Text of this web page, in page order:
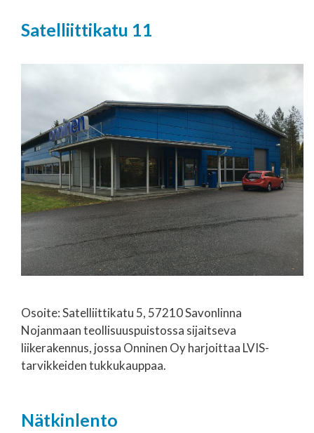
Satelliittikatu 11
Osoite: Satelliittikatu 5, 57210 Savonlinna
Nojanmaan teollisuuspuistossa sijaitseva
liikerakennus, jossa Onninen Oy harjoittaa LVIS-
tarvikkeiden tukkukauppaa.
Nätkinlento